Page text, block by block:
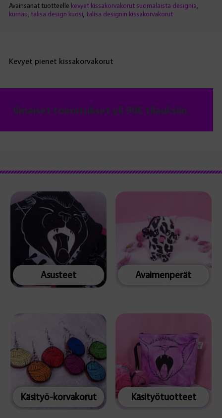
Avainsanat tuotteelle kevyet kissakorvakorut suomalaista designia
kurnau talisa design kuosi talisa designin kissakorvakorut
Kevyet pienet kissakorvakorut
Ilmaiset toimitukset yli 90€ tilauksiin.
Asusteet Avaimenperät
Käsityö-korvakorut Käsityötuotteet